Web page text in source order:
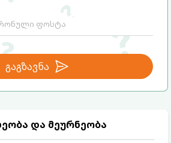
გაგზავნა
და მეურნეობა